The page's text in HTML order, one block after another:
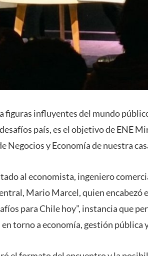
figuras influyentes del mundo
país, es el objetivo de ENE
Negocios y Economía de nuestra
al economista, ingeniero
Mario Marcel, quien
para Chile hoy”, instancia que
torno a economía, gestión pública